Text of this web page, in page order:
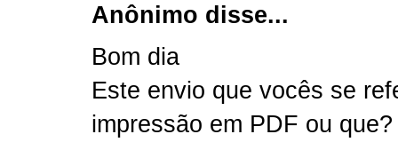
Anônimo disse...
Bom dia
Este envio que vocês se
impressão em PDF ou que?